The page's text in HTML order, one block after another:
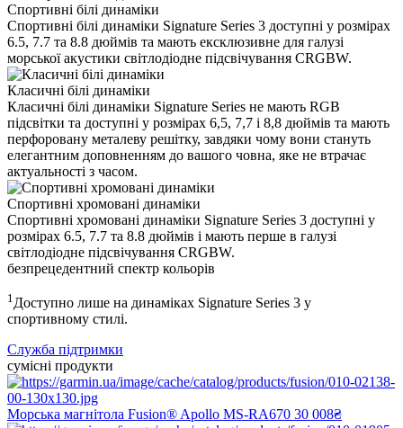
Спортивні білі динаміки
Спортивні білі динаміки Signature Series 3 доступні у розмірах
6.5, 7.7 та 8.8 дюймів та мають ексклюзивне для галузі
морської акустики світлодіодне підсвічування CRGBW.
Класичні білі динаміки
Класичні білі динаміки Signature Series не мають RGB
підсвітки та доступні у розмірах 6,5, 7,7 і 8,8 дюймів та мають
перфоровану металеву решітку, завдяки чому вони стануть
елегантним доповненням до вашого човна, яке не втрачає
актуальності з часом.
Спортивні хромовані динаміки
Спортивні хромовані динаміки Signature Series 3 доступні у
розмірах 6.5, 7.7 та 8.8 дюймів і мають перше в галузі
світлодіодне підсвічування CRGBW.
безпрецедентний спектр кольорів
1 Доступно лише на динаміках Signature Series 3 у
спортивному стилі.
Служба підтримки
сумісні продукти
Морська магнітола Fusion® Apollo MS-RA670 30 008₴